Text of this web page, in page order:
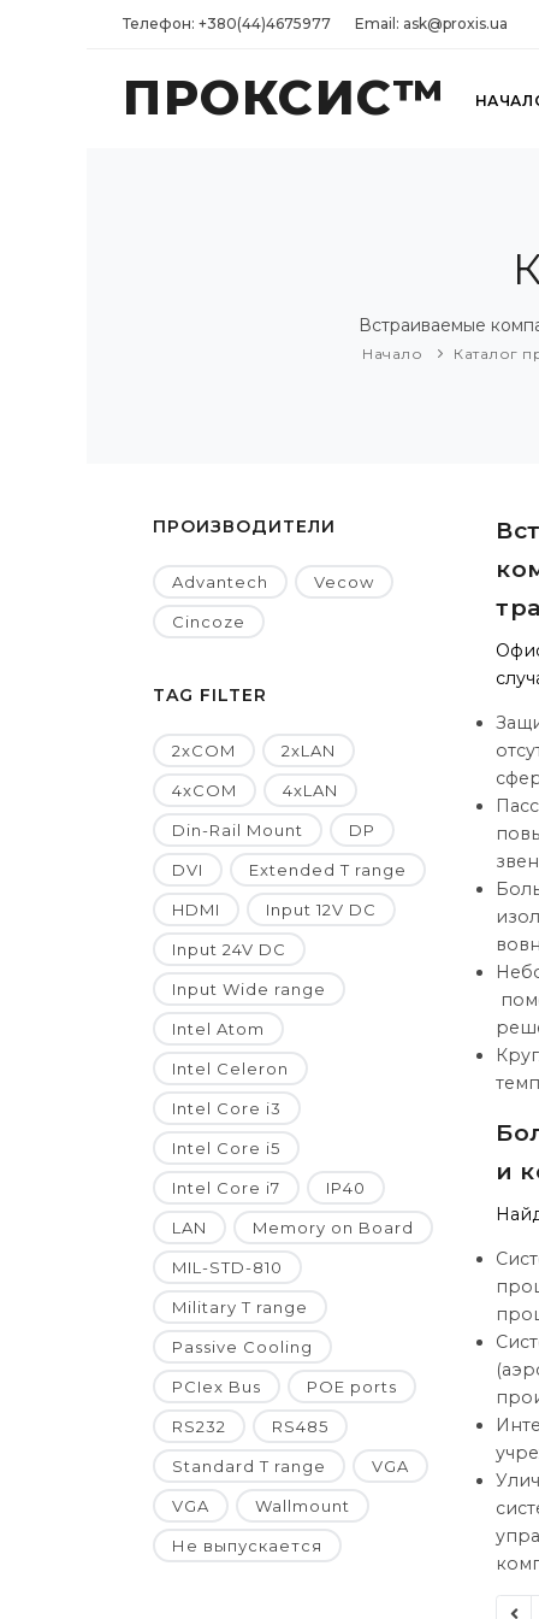
Телефон: +380(44)4675977 Email: ask@proxis.ua
ПРОКСИС™
Встраиваемые
Начало Каталог
ПРОИЗВОДИТЕЛИ
Advantech Vecow
Cincoze
TAG FILTER
2xCOM 2xLAN
4xCOM 4xLAN
Din-Rail Mount DP
DVI Extended T range
HDMI Input 12V DC
Input 24V DC
Input Wide range
Intel Atom
Intel Celeron
Intel Core i3
Intel Core i5
Intel Core i7 IP40
LAN Memory on Board
MIL-STD-810
Military T range
Passive Cooling
PCIex Bus POE ports
RS232 RS485
Standard T range VGA
VGA Wallmount
Не выпускается
и